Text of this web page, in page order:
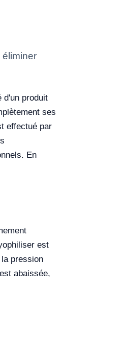
d'un produit
ses
effectué par
En
est
pression
abaissée,